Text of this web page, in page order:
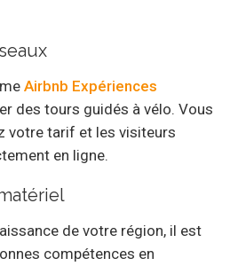
Airbnb Expériences
des tours guidés à vélo. Vous
votre tarif et les visiteurs
en ligne.
de votre région, il est
compétences en